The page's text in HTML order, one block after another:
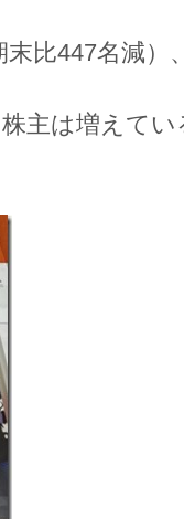
比447名減
主は増えて